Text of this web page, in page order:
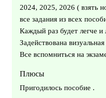
2024, 2025, 2026 ( взять
все задания из всех
Каждый раз будет легче и
Задействована
Все вспомниться на
Плюсы
Пригодилось пособие .